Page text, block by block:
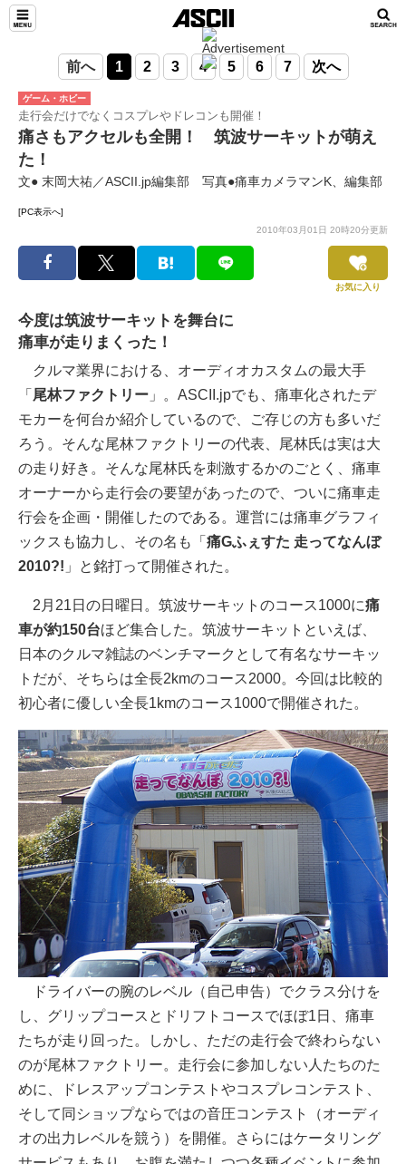
前へ 1 2 3 4 5 6 7 次へ
ゲーム・ホビー
走行会だけでなくコスプレやドレコンも開催！
痛さもアクセルも全開！ 筑波サーキットが萌え
た！
文● 末岡大祐／ASCII.jp編集部 写真●痛車カメラマンK、編集部
[PC表示へ]
2010年03月01日 20時20分更新
お気に入り
今度は筑波サーキットを舞台に
痛車が走りまくった！
クルマ業界における、オーディオカスタムの最大手
「 尾林ファクトリー 」。ASCII.jpでも、痛車化されたデ
モカーを何台か紹介しているので、ご存じの方も多いだ
ろう。そんな尾林ファクトリーの代表、尾林氏は実は大
の走り好き。そんな尾林氏を刺激するかのごとく、痛車
オーナーから走行会の要望があったので、ついに痛車走
行会を企画・開催したのである。運営には痛車グラフィ
ックスも協力し、その名も「 痛Gふぇすた 走ってなんぼ
2010?! 」と銘打って開催された。
2月21日の日曜日。筑波サーキットのコース1000に痛
車が約150台ほど集合した。筑波サーキットといえば、
日本のクルマ雑誌のベンチマークとして有名なサーキッ
トだが、そちらは全長2kmのコース2000。今回は比較的
初心者に優しい全長1kmのコース1000で開催された。
ドライバーの腕のレベル（自己申告）でクラス分けを
し、グリップコースとドリフトコースでほぼ1日、痛車
たちが走り回った。しかし、ただの走行会で終わらない
のが尾林ファクトリー。走行会に参加しない人たちのた
めに、ドレスアップコンテストやコスプレコンテスト、
そして同ショップならではの音圧コンテスト（オーディ
オの出力レベルを競う）を開催。さらにはケータリング